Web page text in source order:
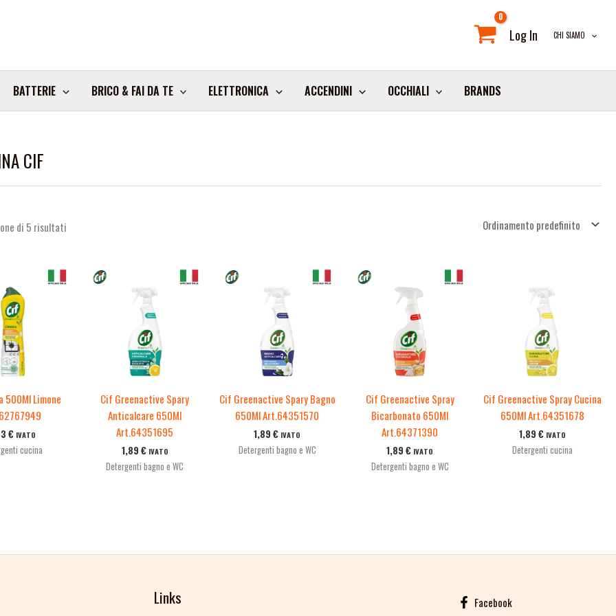
Log In CHI SIAMO
BATTERIE BRICO & FAI DA TE ELETTRONICA ACCENDINI OCCHIALI BRANDS
CIF
di 5 risultati
500Ml Limone
€ IVATO
cucina
Cif Greenactive Spary
Anticalcare 650Ml
Art.64351695
1,89 € IVATO
Detergenti bagno e WC
Cif Greenactive Spary Bagno
650Ml Art.64351570
1,89€ IVATO
Detergenti bagno e WC
Cif Greenactive Spray
Bicarbonato 650Ml
Art.64371390
1,89€ IVATO
Detergenti bagno e WC
Cif Greenactive Spray Cucina
650Ml Art.64351678
1,89 € IVATO
Detergenti cucina
Links
Facebook